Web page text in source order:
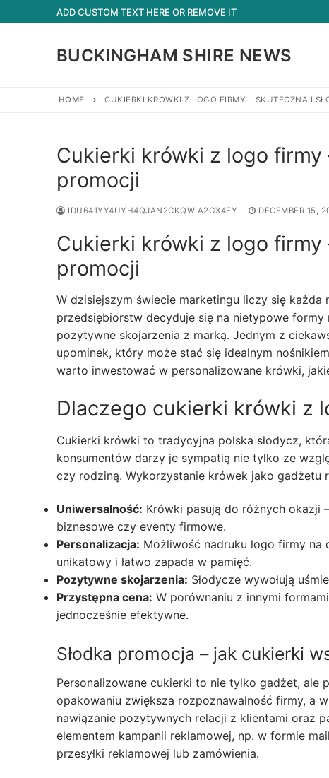
to
ADD CUSTOM TEXT HERE OR REMOVE IT
BUCKINGHAM SHIRE NEWS
HOME CUKIERKI KRÓWKI Z LOGO FIRMY – SKUTECZNA I
Cukierki krówki z logo firmy
promocji
IDU641YY4UYH4QJAN2CKQWIA2GX4FY DECEMBER 15,
Cukierki krówki z logo firmy
promocji
W dzisiejszym świecie marketingu liczy się
przedsiębiorstw decyduje się na nietypowe
pozytywne skojarzenia z marką. Jednym z
upominek, który może stać się idealnym
warto inwestować w personalizowane krówki,
Dlaczego cukierki krówki z
Cukierki krówki to tradycyjna polska słodycz,
konsumentów darzy je sympatią nie tylko ze
czy rodziną. Wykorzystanie krówek jako gadżetu
Uniwersalność: Krówki pasują do różnych okazji
biznesowe czy eventy firmowe.
Personalizacja: Możliwość nadruku logo firmy na
unikatowy i łatwo zapada w pamięć.
Pozytywne skojarzenia: Słodycze wywołują
Przystępna cena: W porównaniu z innymi
jednocześnie efektywne.
Słodka promocja – jak cukierki
Personalizowane cukierki to nie tylko gadżet, ale
opakowaniu zwiększa rozpoznawalność firmy, a
nawiązanie pozytywnych relacji z klientami oraz
elementem kampanii reklamowej, np. w formie
przesyłki reklamowej lub zamówienia.